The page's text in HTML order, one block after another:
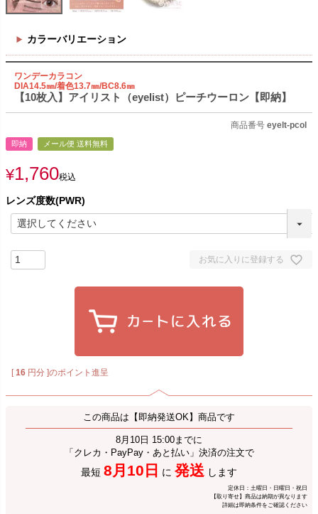
カラーバリエーション
ワンデーカラコン
DIA14.5㎜/着色13.7㎜/BC8.6㎜
【10枚入】アイリスト（eyelist）ピーチウーロン【即納】
商品番号 eyelt-pcol
即納 メール便 送料無料
¥1,760税込
レンズ度数(PWR)
お気に入りに登録する
[16 円分 ]のポイント進呈
この商品は【即納発送OK】商品です
8月10日 15:00までに
「クレカ・PayPay・あと払い」決済の注文で
最短 8月10日 に 発送 します
定休日：土曜日・日曜日・祝日
【取り寄せ】商品は納期が異なります
詳細は即納条件をご確認ください